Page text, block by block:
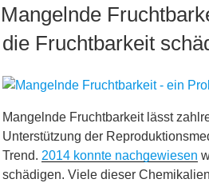
Mangelnde
die Fruchtbarkeit
Mangelnde Fruchtbarkeit lässt
Unterstützung der
Trend. 2014 konnte nachgewiesen
schädigen. Viele dieser